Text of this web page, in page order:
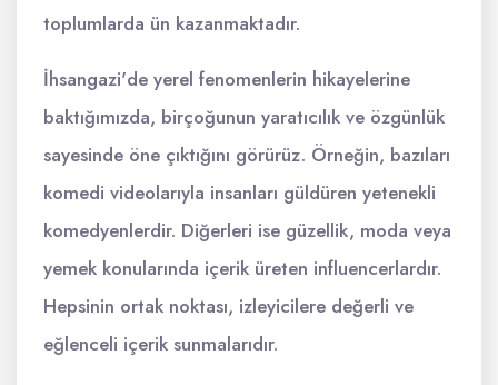
toplumlarda ün kazanmaktadır.
İhsangazi'de yerel fenomenlerin hikayelerine
baktığımızda, birçoğunun yaratıcılık ve özgünlük
sayesinde öne çıktığını görürüz. Örneğin, bazıları
komedi videolarıyla insanları güldüren yetenekli
komedyenlerdir. Diğerleri ise güzellik, moda veya
yemek konularında içerik üreten influencerlardır.
Hepsinin ortak noktası, izleyicilere değerli ve
eğlenceli içerik sunmalarıdır.